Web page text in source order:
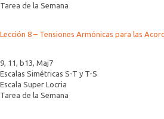
Tarea de la Semana
Lección 8 – Tensiones Armónicas para las
9, 11, b13, Maj7
Escalas Simétricas S-T y T-S
Escala Super Locria
Tarea de la Semana